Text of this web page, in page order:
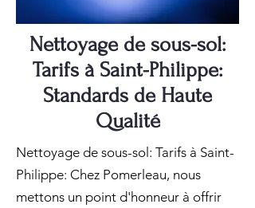
Nettoyage de sous-sol:
Tarifs à Saint-Philippe:
Standards de Haute
Qualité
Nettoyage de sous-sol: Tarifs à Saint-
Philippe: Chez Pomerleau, nous
mettons un point d'honneur à offrir